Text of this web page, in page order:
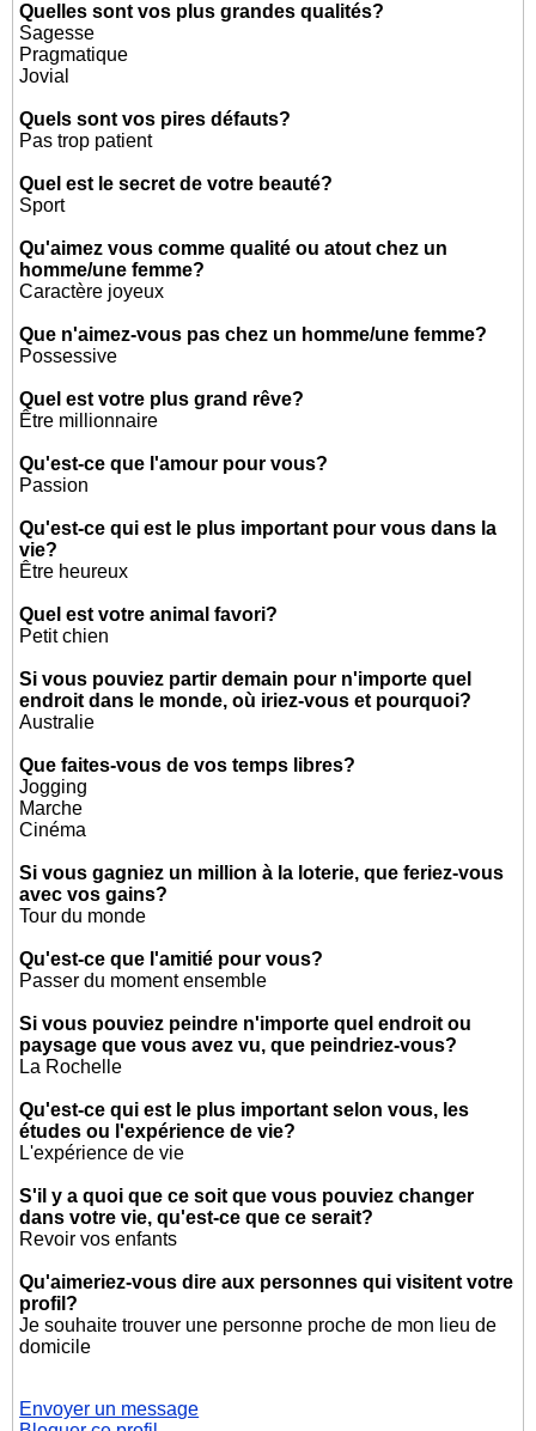
Quelles sont vos plus grandes qualités?
Sagesse
Pragmatique
Jovial
Quels sont vos pires défauts?
Pas trop patient
Quel est le secret de votre beauté?
Sport
Qu'aimez vous comme qualité ou atout chez un
homme/une femme?
Caractère joyeux
Que n'aimez-vous pas chez un homme/une femme?
Possessive
Quel est votre plus grand rêve?
Être millionnaire
Qu'est-ce que l'amour pour vous?
Passion
Qu'est-ce qui est le plus important pour vous dans la
vie?
Être heureux
Quel est votre animal favori?
Petit chien
Si vous pouviez partir demain pour n'importe quel
endroit dans le monde, où iriez-vous et pourquoi?
Australie
Que faites-vous de vos temps libres?
Jogging
Marche
Cinéma
Si vous gagniez un million à la loterie, que feriez-vous
avec vos gains?
Tour du monde
Qu'est-ce que l'amitié pour vous?
Passer du moment ensemble
Si vous pouviez peindre n'importe quel endroit ou
paysage que vous avez vu, que peindriez-vous?
La Rochelle
Qu'est-ce qui est le plus important selon vous, les
études ou l'expérience de vie?
L'expérience de vie
S'il y a quoi que ce soit que vous pouviez changer
dans votre vie, qu'est-ce que ce serait?
Revoir vos enfants
Qu'aimeriez-vous dire aux personnes qui visitent votre
profil?
Je souhaite trouver une personne proche de mon lieu de
domicile
Envoyer un message